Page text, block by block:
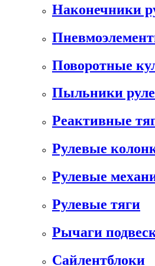
Наконечники
Поворотные
Пыльники
Реактивные
Рулевые
Рулевые
Рулевые тяги
Рычаги
Сайлентблоки